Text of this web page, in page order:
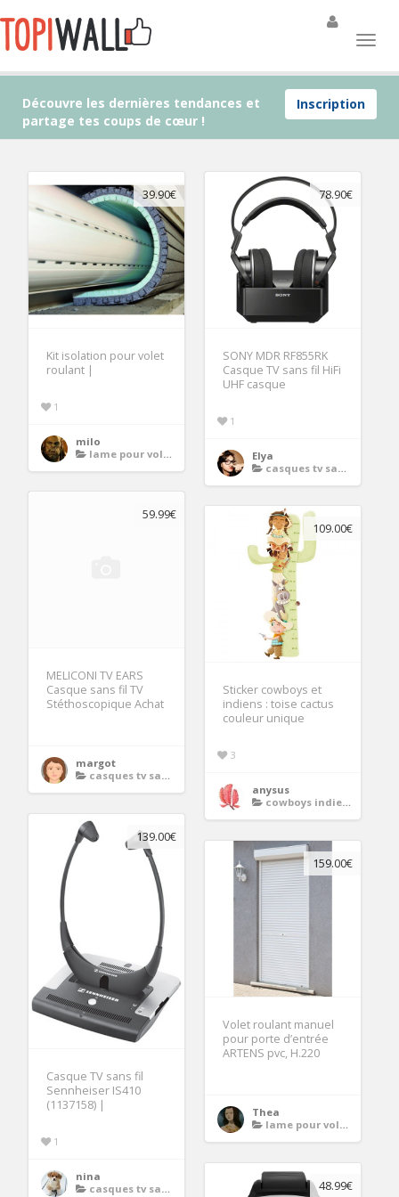
Inscription
Découvre les dernières tendances et
partage tes coups de cœur !
39.90€
Kit isolation pour volet
roulant |
1
milo
lame pour volet bois
78.90€
SONY MDR RF855RK
Casque TV sans fil HiFi
UHF casque
1
Elya
casques tv sans fil
59.99€
MELICONI TV EARS
Casque sans fil TV
Stéthoscopique Achat
margot
casques tv sans fil
109.00€
Sticker cowboys et
indiens : toise cactus
couleur unique
3
anysus
cowboys indiens
139.00€
Casque TV sans fil
Sennheiser IS410
(1137158) |
1
nina
casques tv sans fil
159.00€
Volet roulant manuel
pour porte d’entrée
ARTENS pvc, H.220
Thea
lame pour volet bois
48.99€